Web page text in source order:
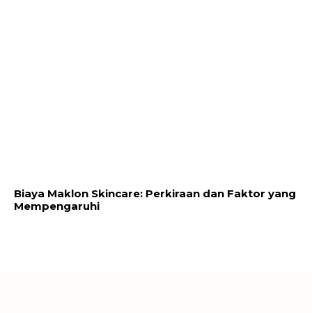
Biaya Maklon Skincare: Perkiraan dan Faktor yang
Mempengaruhi